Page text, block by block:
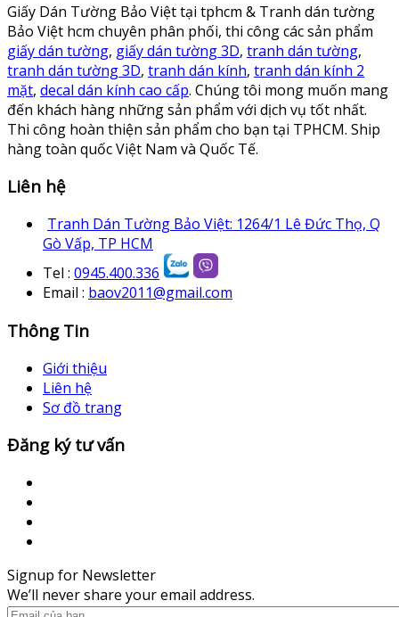
Giấy Dán Tường Bảo Việt tại tphcm & Tranh dán tường
Bảo Việt hcm chuyên phân phối, thi công các sản phẩm
giấy dán tường, giấy dán tường 3D, tranh dán tường,
tranh dán tường 3D, tranh dán kính, tranh dán kính 2
mặt, decal dán kính cao cấp. Chúng tôi mong muốn mang
đến khách hàng những sản phẩm với dịch vụ tốt nhất.
Thi công hoàn thiện sản phẩm cho bạn tại TPHCM. Ship
hàng toàn quốc Việt Nam và Quốc Tế.
Liên hệ
Tranh Dán Tường Bảo Việt: 1264/1 Lê Đức Thọ, Q
Gò Vấp, TP HCM
Tel : 0945.400.336
Email : baov2011@gmail.com
Thông Tin
Giới thiệu
Liên hệ
Sơ đồ trang
Đăng ký tư vấn
Signup for Newsletter
We’ll never share your email address.